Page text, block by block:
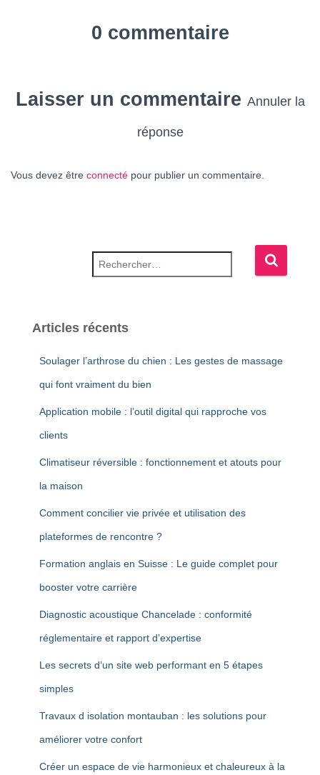
0 commentaire
Laisser un commentaire Annuler la
réponse
Vous devez être connecté pour publier un commentaire.
Articles récents
Soulager l’arthrose du chien : Les gestes de massage
qui font vraiment du bien
Application mobile : l’outil digital qui rapproche vos
clients
Climatiseur réversible : fonctionnement et atouts pour
la maison
Comment concilier vie privée et utilisation des
plateformes de rencontre ?
Formation anglais en Suisse : Le guide complet pour
booster votre carrière
Diagnostic acoustique Chancelade : conformité
réglementaire et rapport d’expertise
Les secrets d’un site web performant en 5 étapes
simples
Travaux d isolation montauban : les solutions pour
améliorer votre confort
Créer un espace de vie harmonieux et chaleureux à la